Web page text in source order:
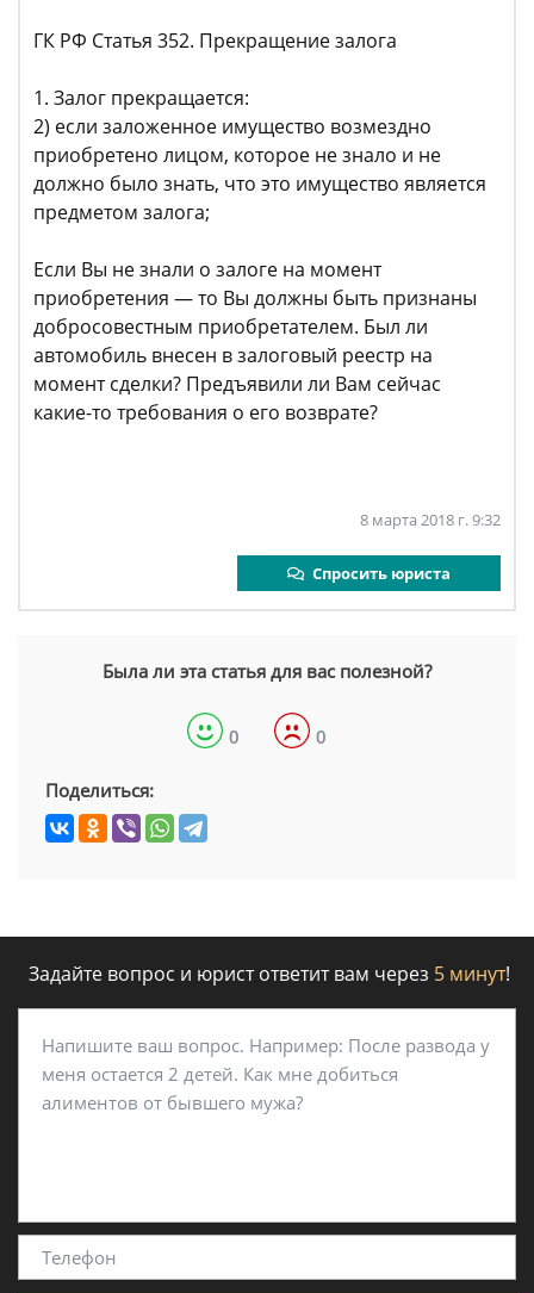
ГК РФ Статья 352. Прекращение залога
1. Залог прекращается:
2) если заложенное имущество возмездно
приобретено лицом, которое не знало и не
должно было знать, что это имущество является
предметом залога;
Если Вы не знали о залоге на момент
приобретения — то Вы должны быть признаны
добросовестным приобретателем. Был ли
автомобиль внесен в залоговый реестр на
момент сделки? Предъявили ли Вам сейчас
какие-то требования о его возврате?
8 марта 2018 г. 9:32
Спросить юриста
Была ли эта статья для вас полезной?
0 0
Поделиться:
Задайте вопрос и юрист ответит вам через 5 минут!